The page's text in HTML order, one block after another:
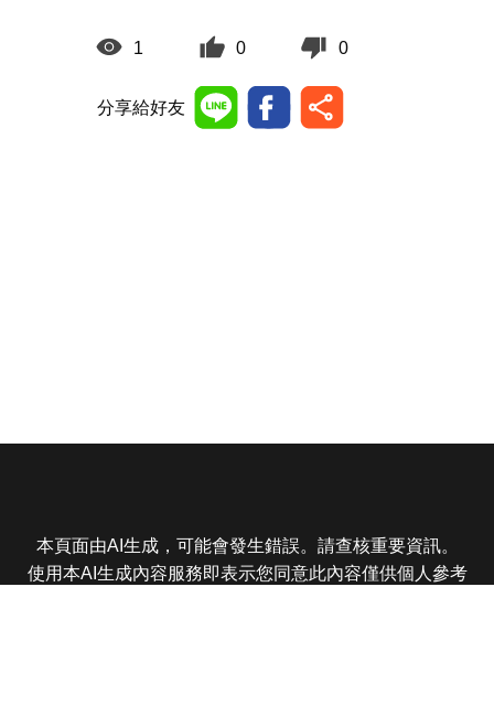
1 0 0
分享給好友
本頁面由AI生成，可能會發生錯誤。請查核重要資訊。
使用本AI生成內容服務即表示您同意此內容僅供個人參考